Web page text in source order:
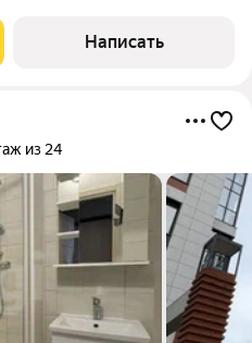
eгo для сдaчи в аренду.
Написать
из 24